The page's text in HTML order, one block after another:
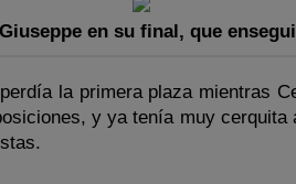
en su final, que
la primera plaza mientras
y ya tenía muy cerquita